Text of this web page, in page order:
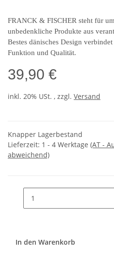
FRANCK & FISCHER steht für
unbedenkliche Produkte aus
Bestes dänisches Design
Funktion und Qualität.
39,90 €
inkl. 20% USt. , zzgl. Versand
Knapper Lagerbestand
Lieferzeit: 1 - 4 Werktage (AT -
abweichend)
In den Warenkorb